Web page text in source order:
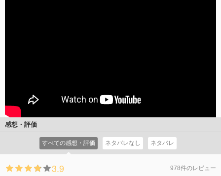
感想・評価
すべての感想・評価 ネタバレなし ネタバレ
3.9 978件のレビュー